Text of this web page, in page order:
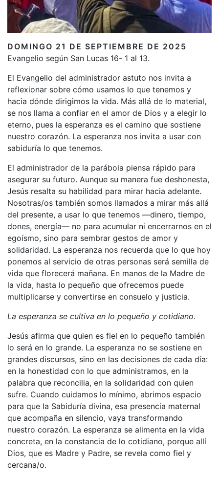
DOMINGO 21 DE SEPTIEMBRE DE 2025
Evangelio según San Lucas 16- 1 al 13.
El Evangelio del administrador astuto nos invita a
reflexionar sobre cómo usamos lo que tenemos y
hacia dónde dirigimos la vida. Más allá de lo material,
se nos llama a confiar en el amor de Dios y a elegir lo
eterno, pues la esperanza es el camino que sostiene
nuestro corazón. La esperanza nos invita a usar con
sabiduría lo que tenemos.
El administrador de la parábola piensa rápido para
asegurar su futuro. Aunque su manera fue deshonesta,
Jesús resalta su habilidad para mirar hacia adelante.
Nosotras/os también somos llamados a mirar más allá
del presente, a usar lo que tenemos —dinero, tiempo,
dones, energía— no para acumular ni encerrarnos en el
egoísmo, sino para sembrar gestos de amor y
solidaridad. La esperanza nos recuerda que lo que hoy
ponemos al servicio de otras personas será semilla de
vida que florecerá mañana. En manos de la Madre de
la vida, hasta lo pequeño que ofrecemos puede
multiplicarse y convertirse en consuelo y justicia.
La esperanza se cultiva en lo pequeño y cotidiano.
Jesús afirma que quien es fiel en lo pequeño también
lo será en lo grande. La esperanza no se sostiene en
grandes discursos, sino en las decisiones de cada día:
en la honestidad con lo que administramos, en la
palabra que reconcilia, en la solidaridad con quien
sufre. Cuando cuidamos lo mínimo, abrimos espacio
para que la Sabiduría divina, esa presencia maternal
que acompaña en silencio, vaya transformando
nuestro corazón. La esperanza se alimenta en la vida
concreta, en la constancia de lo cotidiano, porque allí
Dios, que es Madre y Padre, se revela como fiel y
cercana/o.